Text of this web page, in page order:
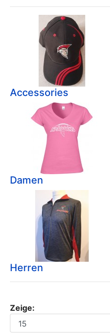
Accessories
Damen
Herren
Zeige: